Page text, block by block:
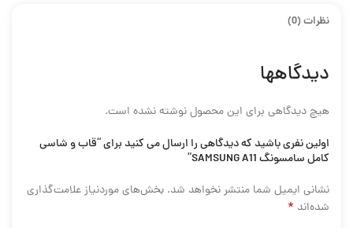
نظرات (0)
دیدگاهها
هیچ دیدگاهی برای این محصول نوشته نشده است.
اولین نفری باشید که دیدگاهی را ارسال می کنید برای “قاب و شاسی
کامل سامسونگ SAMSUNG A11”
نشانی ایمیل شما منتشر نخواهد شد. بخش‌های موردنیاز علامت‌گذاری
شده‌اند *